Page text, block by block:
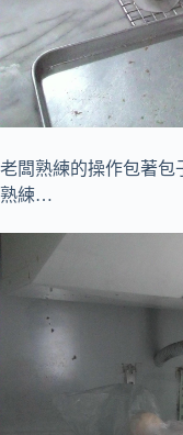
老闆熟練的操作包著包
熟練…